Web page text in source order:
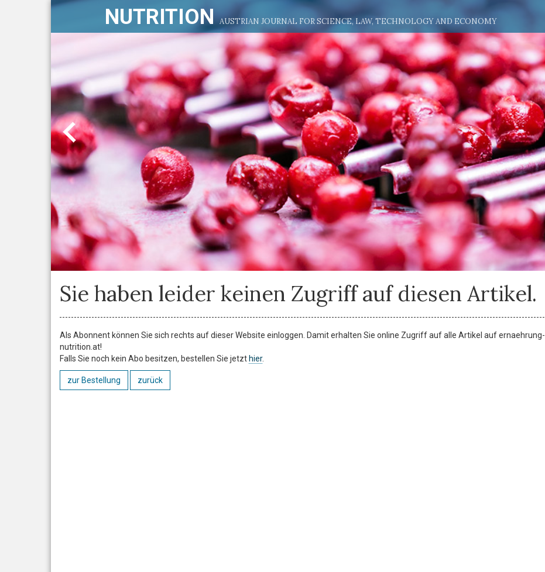
NUTRITIONAUSTRIAN JOURNAL FOR SCIENCE, LAW, TECHNOLOGY AND ECONOMY
Sie haben leider keinen Zugriff auf diesen Artikel.
Als Abonnent können Sie sich rechts auf dieser Website einloggen. Damit erhalten Sie online Zugriff auf alle Artikel auf ernaehrung-
nutrition.at!
Falls Sie noch kein Abo besitzen, bestellen Sie jetzt hier.
zur Bestellung zurück